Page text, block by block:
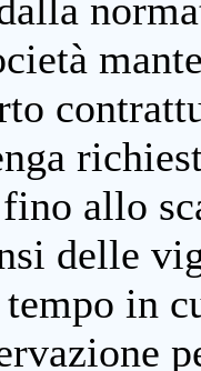
allo
delle
in